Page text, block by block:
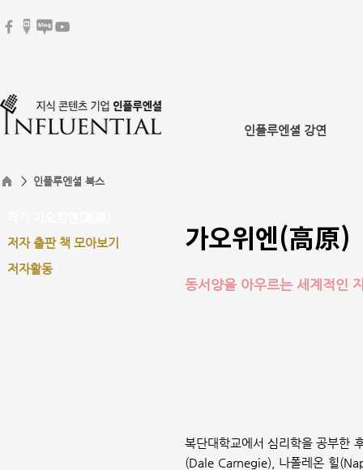
인플루엔셜 강연
> 인플루엔셜 북스
저자 출판 책 모아보기
저자활동
가오위엔(高原)
동서양을 아우르는 세계적인
복단대학교에서 심리학을 공부한
(Dale Carnegie), 나폴레온 힐